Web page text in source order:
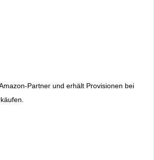
Partner und erhält Provisionen bei